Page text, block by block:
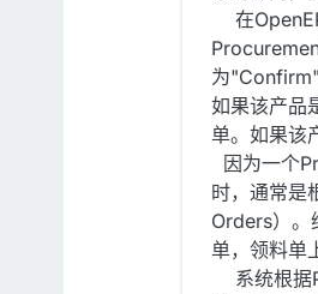
在
为
如果该产品
单。如果该
因为一个
时，通常是
Orders）。
单，领料单
系统根据